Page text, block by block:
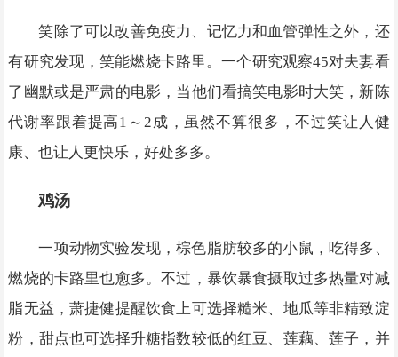
笑除了可以改善免疫力、记忆力和血管弹性之外，还
有研究发现，笑能燃烧卡路里。一个研究观察45对夫妻看
了幽默或是严肃的电影，当他们看搞笑电影时大笑，新陈
代谢率跟着提高1～2成，虽然不算很多，不过笑让人健
康、也让人更快乐，好处多多。
鸡汤
一项动物实验发现，棕色脂肪较多的小鼠，吃得多、
燃烧的卡路里也愈多。不过，暴饮暴食摄取过多热量对减
脂无益，萧捷健提醒饮食上可选择糙米、地瓜等非精致淀
粉，甜点也可选择升糖指数较低的红豆、莲藕、莲子，并